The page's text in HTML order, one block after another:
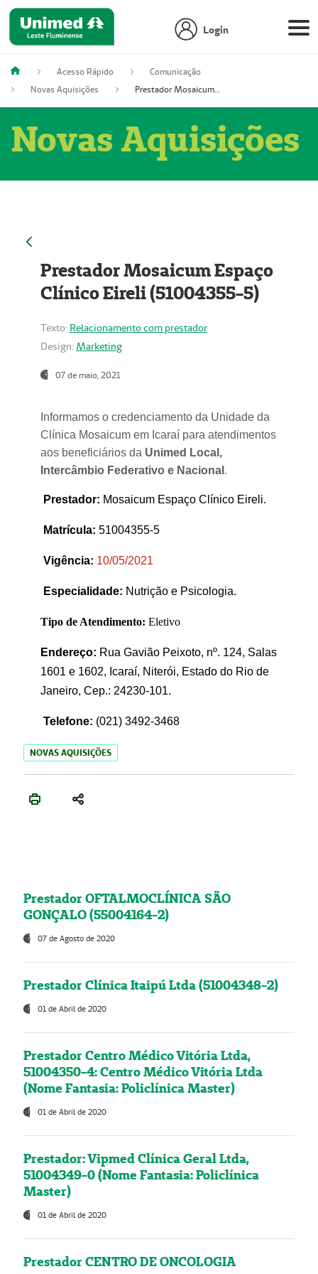
Login
Acesso Rápido
Comunicação
Novas Aquisições
Prestador Mosaicum Espaço Clínico Eireli (51004355-5)
Novas Aquisições
Prestador Mosaicum Espaço
Clínico Eireli (51004355-5)
Texto: Relacionamento com prestador
Design: Marketing
07 de maio, 2021
Informamos o credenciamento da Unidade da
Clínica Mosaicum em Icaraí para atendimentos
aos beneficiários da Unimed Local,
Intercâmbio Federativo e Nacional .
Prestador: Mosaicum Espaço Clínico Eireli.
Matrícula: 51004355-5
Vigência: 10/05/2021
Especialidade: Nutrição e Psicologia.
Tipo de Atendimento: Eletivo
Endereço: Rua Gavião Peixoto, nº. 124, Salas
1601 e 1602, Icaraí, Niterói, Estado do Rio de
Janeiro, Cep.: 24230-101.
Telefone: (021) 3492-3468
NOVAS AQUISIÇÕES
Prestador OFTALMOCLÍNICA SÃO
GONÇALO (55004164-2)
07 de Agosto de 2020
Prestador Clínica Itaipú Ltda (51004348-2)
01 de Abril de 2020
Prestador Centro Médico Vitória Ltda,
51004350-4: Centro Médico Vitória Ltda
(Nome Fantasia: Policlínica Master)
01 de Abril de 2020
Prestador: Vipmed Clínica Geral Ltda,
51004349-0 (Nome Fantasia: Policlínica
Master)
01 de Abril de 2020
Prestador CENTRO DE ONCOLOGIA